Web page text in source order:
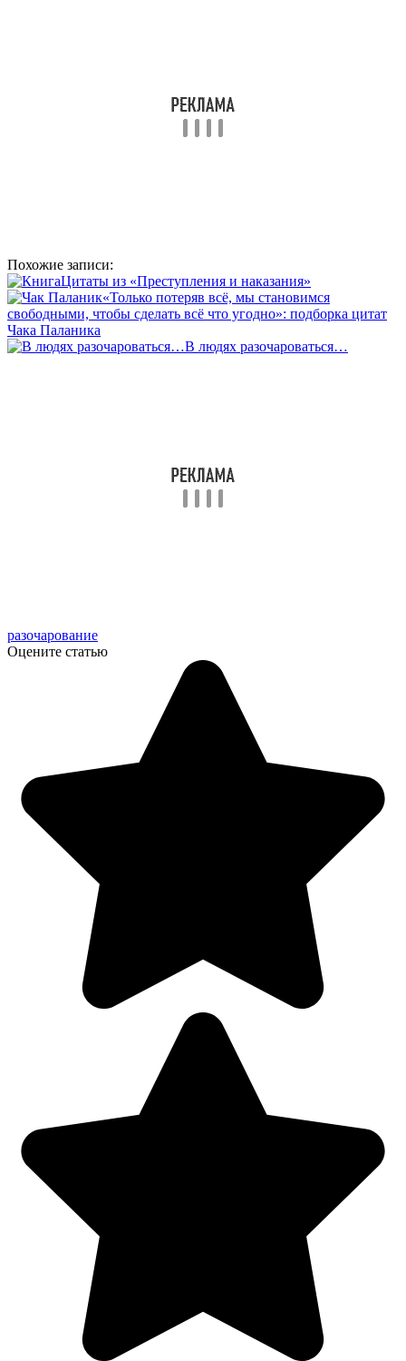
Похожие записи:
Цитаты из «Преступления и наказания»
«Только потеряв всё, мы становимся
свободными, чтобы сделать всё что угодно»: подборка цитат
Чака Паланика
В людях разочароваться…
разочарование
Оцените статью